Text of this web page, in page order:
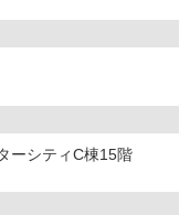
るとスムーズです。
ーシティC棟15階